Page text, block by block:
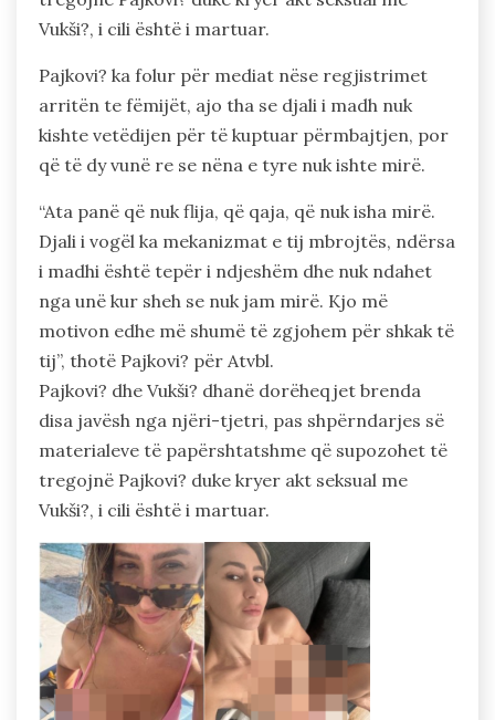
Vukši?, i cili është i martuar.
Pajkovi? ka folur për mediat nëse regjistrimet
arritën te fëmijët, ajo tha se djali i madh nuk
kishte vetëdijen për të kuptuar përmbajtjen, por
që të dy vunë re se nëna e tyre nuk ishte mirë.
“Ata panë që nuk flija, që qaja, që nuk isha mirë.
Djali i vogël ka mekanizmat e tij mbrojtës, ndërsa
i madhi është tepër i ndjeshëm dhe nuk ndahet
nga unë kur sheh se nuk jam mirë. Kjo më
motivon edhe më shumë të zgjohem për shkak të
tij”, thotë Pajkovi? për Atvbl.
Pajkovi? dhe Vukši? dhanë dorëheqjet brenda
disa javësh nga njëri-tjetri, pas shpërndarjes së
materialeve të papërshtatshme që supozohet të
tregojnë Pajkovi? duke kryer akt seksual me
Vukši?, i cili është i martuar.